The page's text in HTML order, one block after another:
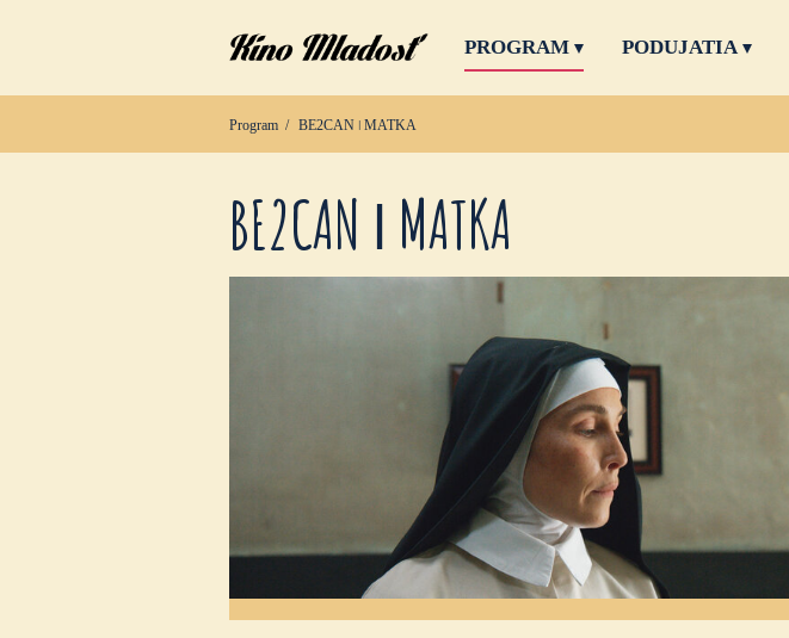
PROGRAM PODUJATIA
Program BE2CAN ǀ MATKA
BE2CAN ǀ MATKA